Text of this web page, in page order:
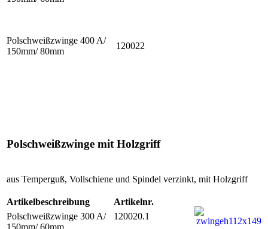
Polschweißzwinge 400 A/
150mm/ 80mm
120022
Polschweißzwinge mit Holzgriff
aus Temperguß, Vollschiene und Spindel verzinkt, mit Holzgriff
Artikelbeschreibung
Artikelnr.
Polschweißzwinge 300 A/
150mm/ 60mm
120020.1